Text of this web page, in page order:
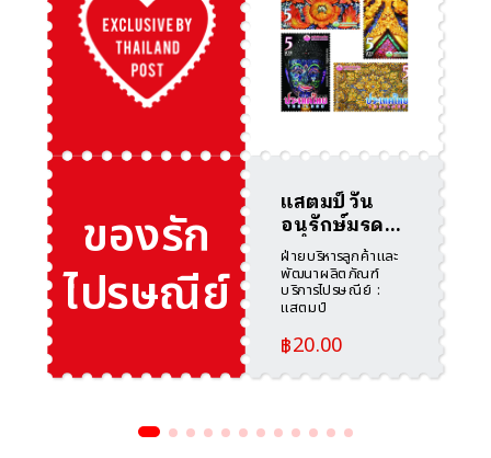
ของรัก
ไปรษณีย์
แสตมป์ วัน
อนุรักษ์มรดก
ไทย 2568 แบบ
ชุด (1288)
ฝ่ายบริหารลูกค้าและ
พัฒนาผลิตภัณฑ์
บริการไปรษณีย์ :
แสตมป์
฿20.00